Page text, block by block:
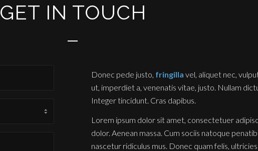
GET IN TOUCH
Donec pede justo, fringilla vel, aliquet nec,
ut, imperdiet a, venenatis vitae, justo. Nullam
Integer tincidunt. Cras dapibus.
Lorem ipsum dolor sit amet, consectetuer
dolor. Aenean massa. Cum sociis natoque
nascetur ridiculus mus. Donec quam felis,